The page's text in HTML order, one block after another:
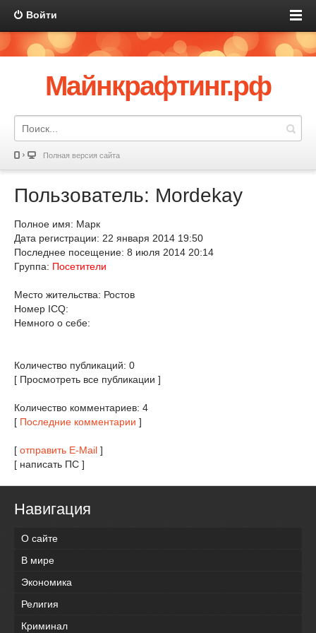
Войти
Майнкрафтинг.рф
Полная версия сайта
Пользователь: Mordekay
Полное имя: Марк
Дата регистрации: 22 января 2014 19:50
Последнее посещение: 8 июля 2014 20:14
Группа: Посетители
Место жительства: Ростов
Номер ICQ:
Немного о себе:
Количество публикаций: 0
[ Просмотреть все публикации ]
Количество комментариев: 4
[ Последние комментарии ]
[ отправить E-Mail ]
[ написать ПС ]
Навигация
О сайте
В мире
Экономика
Религия
Криминал